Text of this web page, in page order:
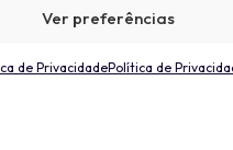
Ver preferências
de PrivacidadePolítica de